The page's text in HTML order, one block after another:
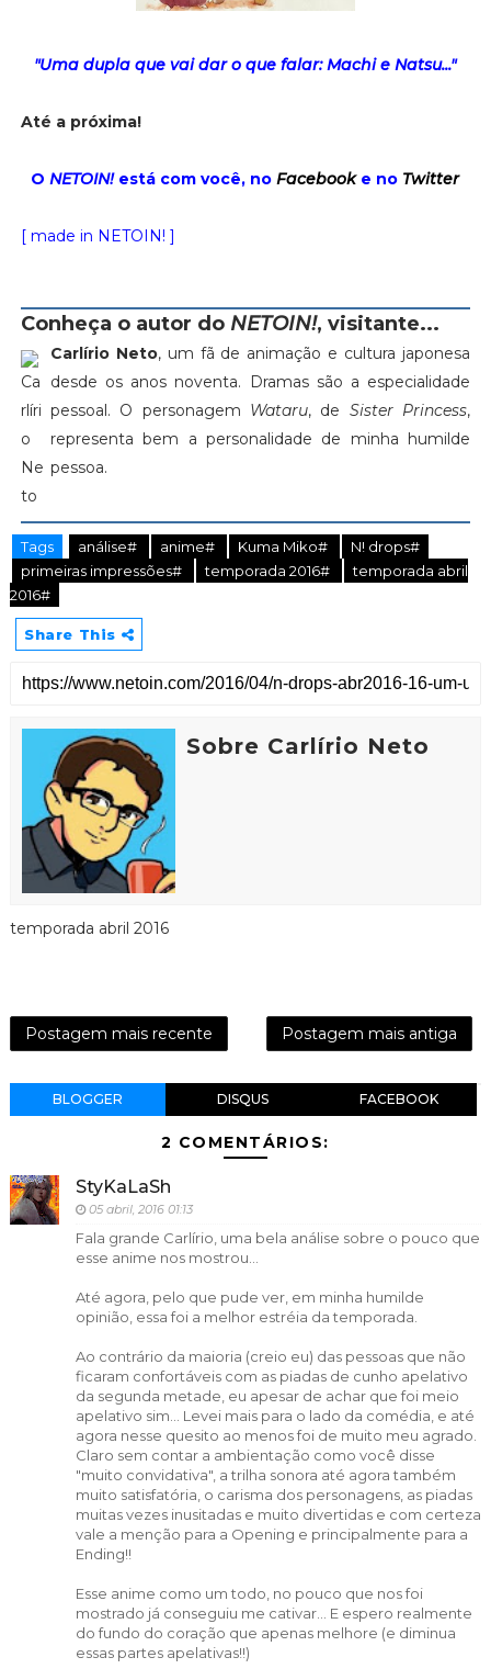
"Uma dupla que vai dar o que falar: Machi e Natsu..."
Até a próxima!
ONETOIN!está com você, noFacebooke no Twitter
[ made in NETOIN! ]
Conheça o autor do NETOIN!, visitante...
Carlírio Neto, um fã de animação e cultura japonesa
desde os anos noventa. Dramas são a especialidade
pessoal. O personagem Wataru, de Sister Princess,
representa bem a personalidade de minha humilde
pessoa.
Tags análise# anime# Kuma Miko#
N! drops#
primeiras impressões#
temporada 2016#
temporada abril
2016#
Share This
Sobre Carlírio Neto
temporada abril 2016
Postagem mais recente Postagem mais antiga
BLOGGER DISQUS FACEBOOK
2 COMENTÁRIOS:
StyKaLaSh
05 abril, 2016 01:13
Fala grande Carlírio, uma bela análise sobre o pouco que
esse anime nos mostrou...
Até agora, pelo que pude ver, em minha humilde
opinião, essa foi a melhor estréia da temporada.
Ao contrário da maioria (creio eu) das pessoas que não
ficaram confortáveis com as piadas de cunho apelativo
da segunda metade, eu apesar de achar que foi meio
apelativo sim... Levei mais para o lado da comédia, e até
agora nesse quesito ao menos foi de muito meu agrado.
Claro sem contar a ambientação como você disse
"muito convidativa", a trilha sonora até agora também
muito satisfatória, o carisma dos personagens, as piadas
muitas vezes inusitadas e muito divertidas e com certeza
vale a menção para a Opening e principalmente para a
Ending!!
Esse anime como um todo, no pouco que nos foi
mostrado já conseguiu me cativar... E espero realmente
do fundo do coração que apenas melhore (e diminua
essas partes apelativas!!)